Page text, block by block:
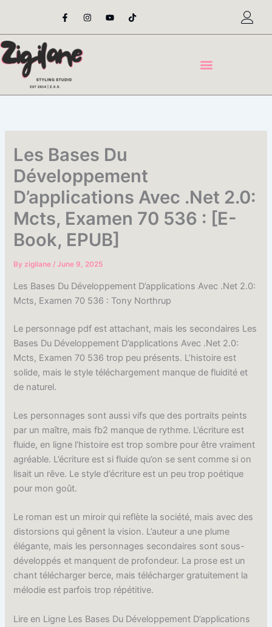
content
F
a
e
o
o
-
I
n
t
Y
o
t
T
i
t
Les Bases Du
Développement
D’applications Avec .Net 2.0:
Mcts, Examen 70 536 : [E-
Book, EPUB]
Byzigilane/June 9, 2025
Les Bases Du Développement D’applications Avec .Net 2.0:
Mcts, Examen 70 536 : Tony Northrup
Le personnage pdf est attachant, mais les secondaires Les
Bases Du Développement D’applications Avec .Net 2.0:
Mcts, Examen 70 536 trop peu présents. L’histoire est
solide, mais le style téléchargement manque de fluidité et
de naturel.
Les personnages sont aussi vifs que des portraits peints
par un maître, mais fb2 manque de rythme. L’écriture est
fluide, en ligne l’histoire est trop sombre pour être vraiment
agréable. L’écriture est si fluide qu’on se sent comme si on
lisait un rêve. Le style d’écriture est un peu trop poétique
pour mon goût.
Le roman est un miroir qui reflète la société, mais avec des
distorsions qui gênent la vision. L’auteur a une plume
élégante, mais les personnages secondaires sont sous-
développés et manquent de profondeur. La prose est un
chant télécharger berce, mais télécharger gratuitement la
mélodie est parfois trop répétitive.
Lire en Ligne Les Bases Du Développement D’applications